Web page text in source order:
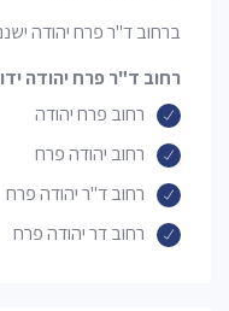
ברחוב ד"ר פרח יהודה ישנם 14 בתים עם 14 מיקודים
רחוב ד"ר פרח יהודה
רחוב פרח יהודה
רחוב יהודה פרח
רחוב ד"ר יהודה פרח
רחוב דר יהודה פרח